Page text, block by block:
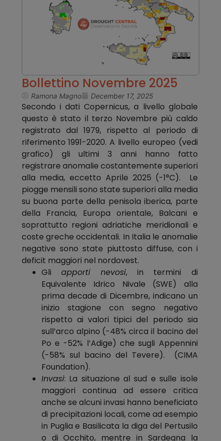
Bollettino Novembre 2025
Ramona Magno December 17, 2025
Secondo i dati Copernicus, a livello globale
questo è stato il terzo Novembre più caldo
registrato dal 1979, rispetto al periodo di
riferimento 1991-2020. A livello europeo (vedi
grafico) gli ultimi 3 anni hanno fatto
registrare anomalie costantemente superiori
alla media, eccetto Aprile 2025 (-1°C). Le
piogge mensili sono state superiori alla media
su buona parte della penisola iberica, parte
della Francia, Europa orientale, Balcani e
soprattutto regioni adriatiche meridionali e
coste greche occidentali. In Italia le anomalie
negative sono state piuttosto diffuse, con i
deficit maggiori nel nordovest.
Gli apporti nevosi, in termini di
Equivalente Idrico Nivale (SWE) alla
prima decade di Dicembre, indicano un
inizio stagione con segno negativo
rispetto ai valori tipici del periodo sia
sull’arco alpino (-48% circa il bacino del
Po e -52% l’Adige) che sugli Appennini
(-58% sul bacino del Tevere). (CIMA
Foundation).
Invasi: La situazione al sud e sulle isole
maggiori continua ad essere critica
anche se alcuni invasi hanno beneficiato
di precipitazioni locali, come ad esempio
in Puglia e Basilicata la diga del Pertusilo
o di Occhito, mentre in Sardegna la